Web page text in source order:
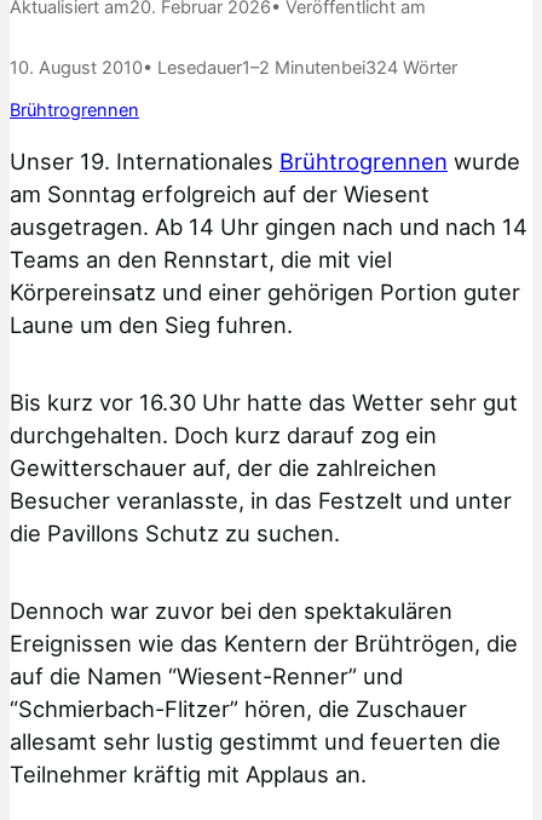
Aktualisiert am20. Februar 2026• Veröffentlicht am
10. August 2010• Lesedauer1–2 Minutenbei324 Wörter
Brühtrogrennen
Unser 19. Internationales Brühtrogrennen wurde
am Sonntag erfolgreich auf der Wiesent
ausgetragen. Ab 14 Uhr gingen nach und nach 14
Teams an den Rennstart, die mit viel
Körpereinsatz und einer gehörigen Portion guter
Laune um den Sieg fuhren.
Bis kurz vor 16.30 Uhr hatte das Wetter sehr gut
durchgehalten. Doch kurz darauf zog ein
Gewitterschauer auf, der die zahlreichen
Besucher veranlasste, in das Festzelt und unter
die Pavillons Schutz zu suchen.
Dennoch war zuvor bei den spektakulären
Ereignissen wie das Kentern der Brühtrögen, die
auf die Namen “Wiesent-Renner” und
“Schmierbach-Flitzer” hören, die Zuschauer
allesamt sehr lustig gestimmt und feuerten die
Teilnehmer kräftig mit Applaus an.